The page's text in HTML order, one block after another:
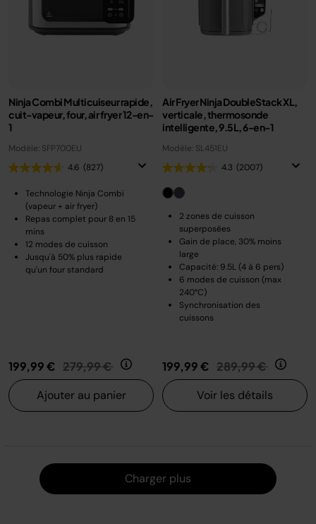
Ninja Combi Multicuiseur rapide,
cuit-vapeur, four, air fryer 12-en-
1
Modèle: SFP700EU
4.6 (827)
Technologie Ninja Combi
(vapeur + air fryer)
Repas complet pour 8 en 15
mins
12 modes de cuisson
Jusqu'à 50% plus rapide
qu'un four standard
199,99 € Prix réduit de
279,99 € au
Ajouter au panier
Air Fryer Ninja DoubleStack XL,
verticale, thermosonde
intelligente, 9.5L, 6-en-1
Modèle: SL451EU
4.3 (2007)
2 zones de cuisson
superposées
Gain de place, 30% moins
large
Capacité: 9.5L (4 à 6 pers)
6 modes de cuisson (max
240°C)
Synchronisation des
cuissons
199,99 € Prix réduit de
289,99 € au
Voir les détails
Charger plus